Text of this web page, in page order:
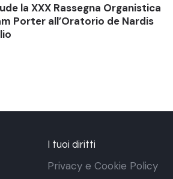
la XXX Rassegna Organistica
Porter all’Oratorio de Nardis
I tuoi diritti
Privacy e Cookie Policy